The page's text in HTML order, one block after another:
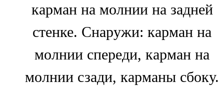
карман на молнии на задней
стенке. Снаружи: карман на
молнии спереди, карман на
молнии сзади, карманы сбоку.